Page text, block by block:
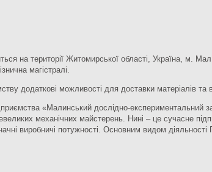
на території Житомирської області, Україна, м.
магістралі.
додаткові можливості для доставки матеріалів та
«Малинський дослідно-експериментальний
механічних майстерень. Нині – це сучасне
виробничі потужності. Основним видом